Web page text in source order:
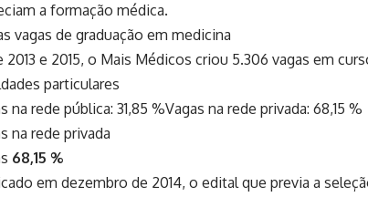
a formação médica.
vagas de graduação em medicina
2013 e 2015, o Mais Médicos criou 5.306 vagas em
particulares
na rede pública: 31,85 %Vagas na rede privada: 68,15 %
na rede privada
68,15 %
em dezembro de 2014, o edital que previa a